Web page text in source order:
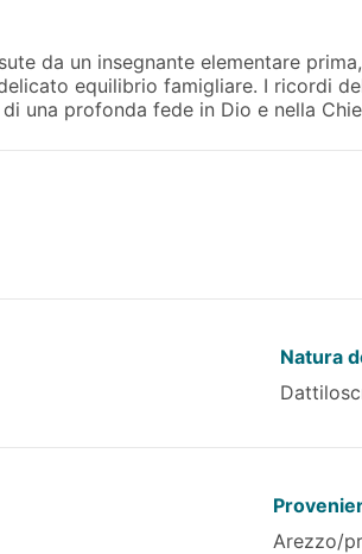
da un insegnante elementare
equilibrio famigliare. I ricordi
una profonda fede in Dio e nella
Natura
Arezzo/